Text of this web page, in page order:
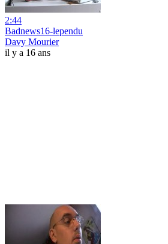
2:44
Badnews16-lependu
Davy Mourier
il y a 16 ans